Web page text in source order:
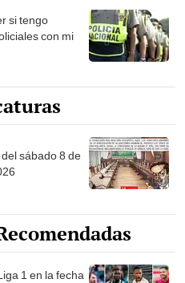
si tengo
con mi
sábado 8 de
1 en la fecha